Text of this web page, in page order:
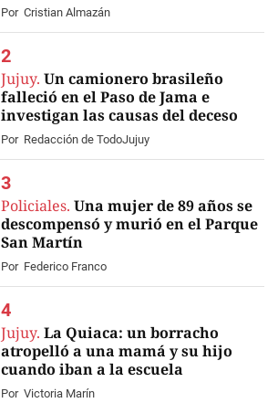
Por Cristian Almazán
Jujuy. Un camionero brasileño
falleció en el Paso de Jama e
investigan las causas del deceso
Por Redacción de TodoJujuy
Policiales. Una mujer de 89 años se
descompensó y murió en el Parque
San Martín
Por Federico Franco
Jujuy. La Quiaca: un borracho
atropelló a una mamá y su hijo
cuando iban a la escuela
Por Victoria Marín